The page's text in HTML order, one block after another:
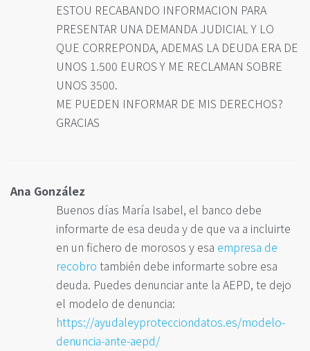
ESTOU RECABANDO INFORMACION PARA
PRESENTAR UNA DEMANDA JUDICIAL Y LO
QUE CORREPONDA, ADEMAS LA DEUDA ERA DE
UNOS 1.500 EUROS Y ME RECLAMAN SOBRE
UNOS 3500.
ME PUEDEN INFORMAR DE MIS DERECHOS?
GRACIAS
Ana González
Buenos días María Isabel, el banco debe
informarte de esa deuda y de que va a incluirte
en un fichero de morosos y esa empresa de
recobro también debe informarte sobre esa
deuda. Puedes denunciar ante la AEPD, te dejo
el modelo de denuncia:
https://ayudaleyprotecciondatos.es/modelo-
denuncia-ante-aepd/